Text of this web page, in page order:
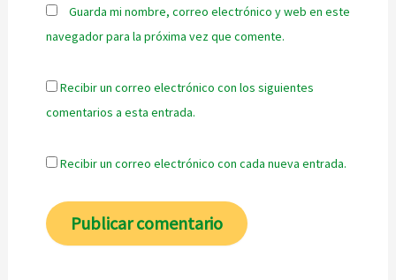
Guarda mi nombre, correo electrónico y web en este
navegador para la próxima vez que comente.
Recibir un correo electrónico con los siguientes
comentarios a esta entrada.
Recibir un correo electrónico con cada nueva entrada.